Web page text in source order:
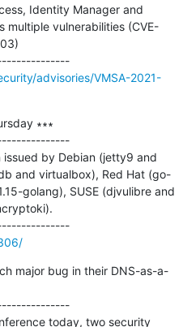
Identity Manager and
multiple vulnerabilities (CVE-
---------------------------------------------
advisories/VMSA-2021-
∗∗∗
by Debian (jetty9 and
and virtualbox), Red Hat (go-
golang), SUSE (djvulibre and
---------------------------------------------
major bug in their DNS-as-a-
today, two security